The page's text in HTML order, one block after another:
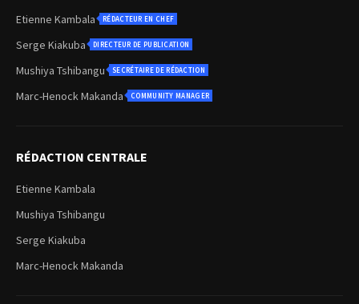
Etienne Kambala RÉDACTEUR EN CHEF
Serge Kiakuba DIRECTEUR DE PUBLICATION
Mushiya Tshibangu SECRÉTAIRE DE RÉDACTION
Marc-Henock Makanda COMMUNITY MANAGER
RÉDACTION CENTRALE
Etienne Kambala
Mushiya Tshibangu
Serge Kiakuba
Marc-Henock Makanda